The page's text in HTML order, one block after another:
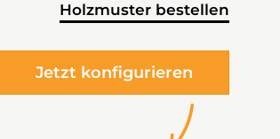
Holzmuster bestellen
Jetzt konfigurieren